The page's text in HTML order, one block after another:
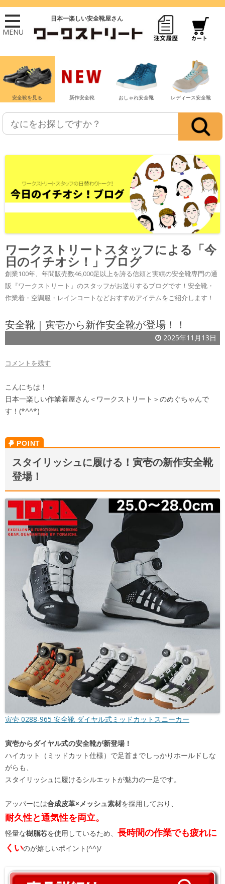
MENU
日本一楽しい安全靴屋さん
安全靴を見る 新作安全靴 おしゃれ安全靴 レディース安全靴
ワークストリートスタッフによる「今
日のイチオシ！」ブログ
創業100年、年間販売数46,000足以上を誇る信頼と実績の安全靴専門の通
販『ワークストリート』のスタッフがお送りするブログです！安全靴・
作業着・空調服・レインコートなどおすすめアイテムをご紹介します！
安全靴｜寅壱から新作安全靴が登場！！
2025年11月13日
コメントを残す
こんにちは！
日本一楽しい作業着屋さん＜ワークストリート＞のめぐちゃんで
す！(*^^*)
スタイリッシュに履ける！寅壱の新作安全靴
登場！
寅壱 0288-965 安全靴 ダイヤル式ミッドカットスニーカー
寅壱からダイヤル式の安全靴が新登場！
ハイカット（ミッドカット仕様）で足首までしっかりホールドしな
がらも、
スタイリッシュに履けるシルエットが魅力の一足です。
アッパーには合成皮革×メッシュ素材を採用しており、
耐久性と通気性を両立。
軽量な樹脂芯を使用しているため、 長時間の作業でも疲れに
くいのが嬉しいポイント(^^)/